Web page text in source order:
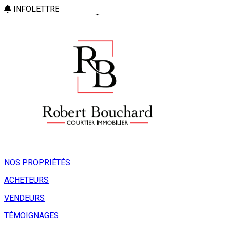
INFOLETTRE
NOS PROPRIÉTÉS
ACHETEURS
VENDEURS
TÉMOIGNAGES